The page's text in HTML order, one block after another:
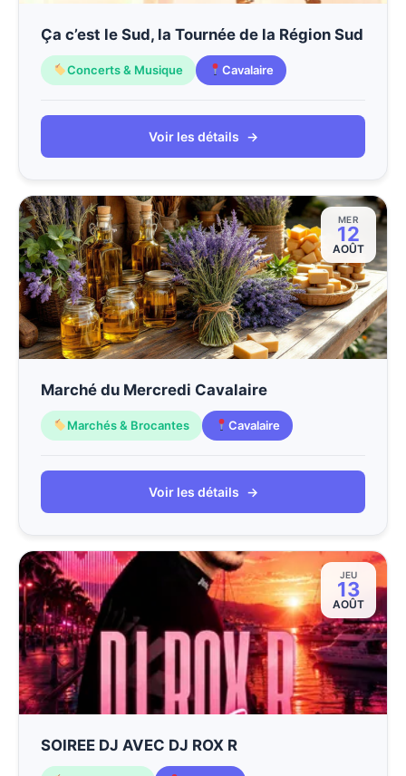
Ça c’est le Sud, la Tournée de la Région Sud
Concerts & Musique Cavalaire
Voir les détails →
MER
12
AOÛT
Marché du Mercredi Cavalaire
Marchés & Brocantes Cavalaire
Voir les détails →
JEU
13
AOÛT
SOIREE DJ AVEC DJ ROX R